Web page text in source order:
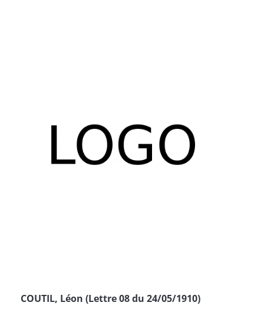
COUTIL, Léon (Lettre 08 du 24/05/1910)